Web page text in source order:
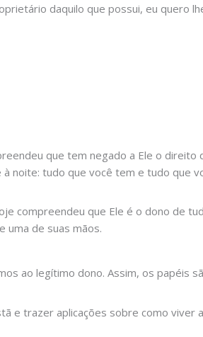
daquilo que possui, eu quero
que tem negado a Ele o
noite: tudo que você tem e tudo que
compreendeu que Ele é o dono de
uma de suas mãos.
ao legítimo dono. Assim, os papéis
e trazer aplicações sobre como viver